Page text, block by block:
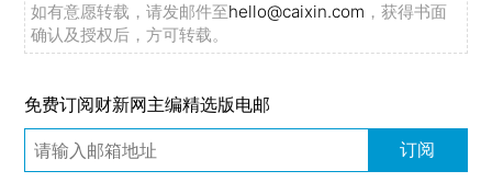
如有意愿转载，请发邮件至hello@caixin.com ，获得书面
确认及授权后，方可转载。
免费订阅财新网主编精选版电邮
订阅